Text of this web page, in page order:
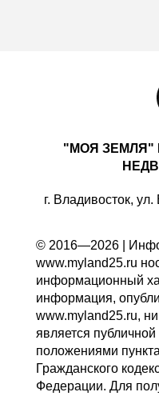
"МОЯ ЗЕМЛЯ"
г. Владивосток,
© 2016—2026 |
www.myland25.ru
информационный
информация,
www.myland25.ru,
является
положениями
Гражданского
Федерации. Для